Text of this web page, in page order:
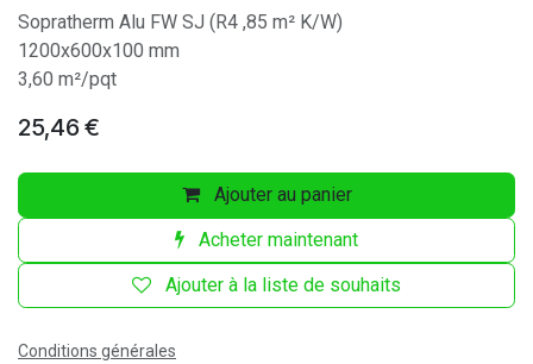
Sopratherm Alu FW SJ (R4 ,85 m² K/W)
1200x600x100 mm
3,60 m²/pqt
25,46 €
Ajouter au panier
Acheter maintenant
Ajouter à la liste de souhaits
Conditions générales